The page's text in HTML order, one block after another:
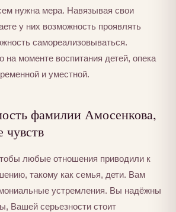
нужна мера. Навязывая свои
у них возможность проявлять
самореализовываться.
на моменте воспитания детей, опека
и уместной.
фамилии Амосенкова,
чувств
любые отношения приводили к
такому как семья, дети. Вам
устремления. Вы надёжны
Вашей серьезности стоит